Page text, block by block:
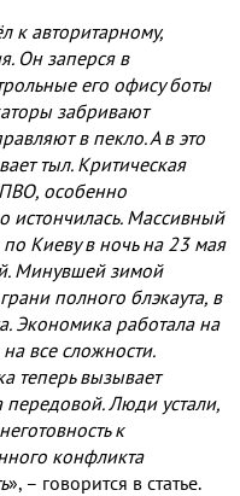
к авторитарному,
Он заперся в
его офису боты
забривают
в пекло. А в это
тыл. Критическая
особенно
истончилась. Массивный
Киеву в ночь на 23 мая
Минувшей зимой
полного блэкаута, в
Экономика работала на
все сложности.
теперь вызывает
передовой. Люди устали,
к
конфликта
», – говорится в статье.